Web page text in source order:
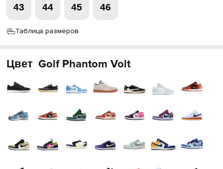
43 44 45 46
Таблица размеров
Цвет Golf Phantom Volt